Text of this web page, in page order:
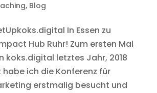
, Blog
In Essen zu
Hub Ruhr! Zum ersten Mal
koks.digital letztes Jahr, 2018
ich die Konferenz für
erstmalig besucht und